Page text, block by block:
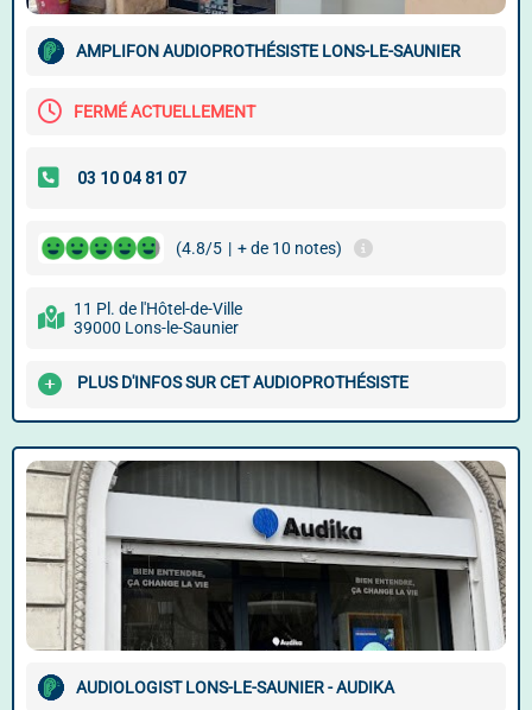
AMPLIFON AUDIOPROTHÉSISTE LONS-LE-SAUNIER
FERMÉ ACTUELLEMENT
(4.8/5 | + de 10 notes)
11 Pl. de l'Hôtel-de-Ville
39000 Lons-le-Saunier
PLUS D'INFOS SUR CET AUDIOPROTHÉSISTE
AUDIOLOGIST LONS-LE-SAUNIER - AUDIKA